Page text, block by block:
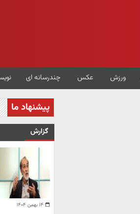
ورزش عکس چندرسانه ای
پیشنهاد ما
گزارش
۱۴ بهمن ۱۴۰۴